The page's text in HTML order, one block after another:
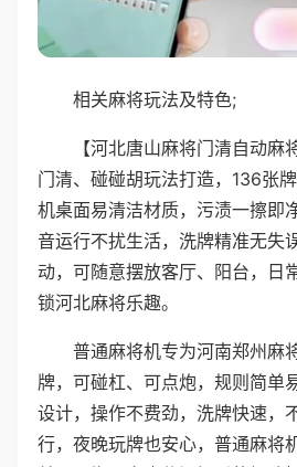
相关麻将玩法及特色;
【河北唐山麻将门清自动麻
门清、碰碰胡玩法打造，136张
机桌面易清洁材质，污渍一擦即
音运行不扰生活，洗牌精准无失
动，可随意摆放客厅、阳台，日
锁河北麻将乐趣。
普通麻将机专为河南郑州麻
牌，可碰杠、可点炮，规则简单
设计，操作不费劲，洗牌快速，
行，夜晚玩牌也安心，普通麻将